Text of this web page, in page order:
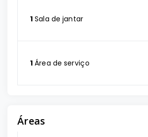
1 Sala de jantar
1 Área de serviço
Áreas